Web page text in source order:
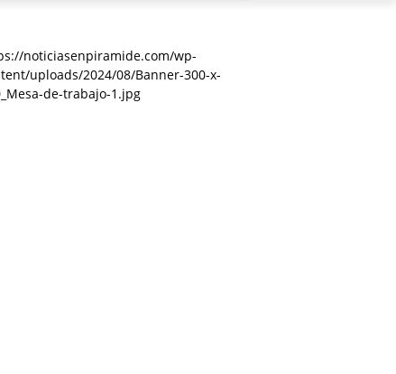
noticiasenpiramide.com/wp-
uploads/2024/08/Banner-300-x-
de-trabajo-1.jpg